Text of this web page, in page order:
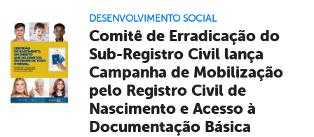
DESENVOLVIMENTO SOCIAL
Comitê de Erradicação do
Sub-Registro Civil lança
Campanha de Mobilização
pelo Registro Civil de
Nascimento e Acesso à
Documentação Básica